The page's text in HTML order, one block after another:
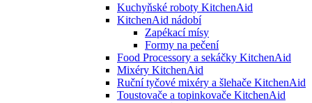
Kuchyňské roboty KitchenAid
KitchenAid nádobí
Zapékací mísy
Formy na pečení
Food Processory a sekáčky KitchenAid
Mixéry KitchenAid
Ruční tyčové mixéry a šlehače KitchenAid
Toustovače a topinkovače KitchenAid